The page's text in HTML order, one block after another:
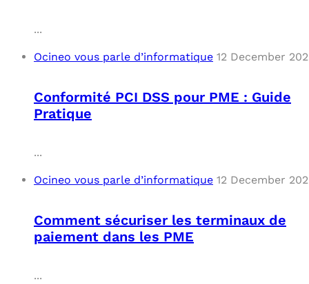
...
Ocineo vous parle d’informatique 12 December
Conformité PCI DSS pour PME : Guide
Pratique
...
Ocineo vous parle d’informatique 12 December
Comment sécuriser les terminaux de
paiement dans les PME
...